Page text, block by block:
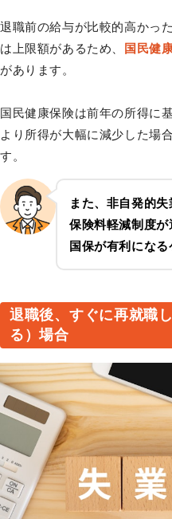
退職前の給与が比較的高かっ
は上限額があるため、
国民健
があります。
国民健康保険は前年の所得に
より所得が大幅に減少した場
す。
また、非自発的
保険料軽減制度が
国保が有利になる
退職後、すぐに再就職
る）場合